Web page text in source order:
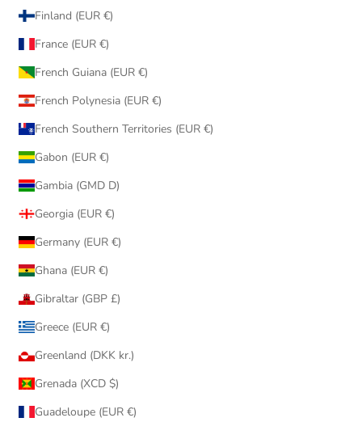
Finland (EUR €)
France (EUR €)
French Guiana (EUR €)
French Polynesia (EUR €)
French Southern Territories (EUR €)
Gabon (EUR €)
Gambia (GMD D)
Georgia (EUR €)
Germany (EUR €)
Ghana (EUR €)
Gibraltar (GBP £)
Greece (EUR €)
Greenland (DKK kr.)
Grenada (XCD $)
Guadeloupe (EUR €)